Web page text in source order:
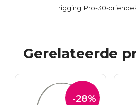
rigging, Pro-30-
Gerelateerde
-28%